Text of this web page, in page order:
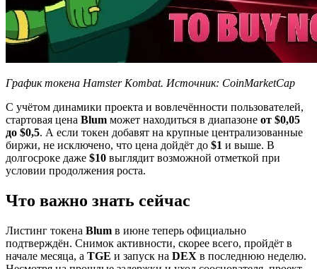
График токена Hamster Kombat. Источник: CoinMarketCap
С учётом динамики проекта и вовлечённости пользователей,
стартовая цена Blum может находиться в диапазоне от $0,05
до $0,5. А если токен добавят на крупные централизованные
биржи, не исключено, что цена дойдёт до $1 и выше. В
долгосроке даже $10 выглядит возможной отметкой при
условии продолжения роста.
Что важно знать сейчас
Листинг токена Blum в июне теперь официально
подтверждён. Снимок активности, скорее всего, пройдёт в
начале месяца, а TGE и запуск на DEX в последнюю неделю.